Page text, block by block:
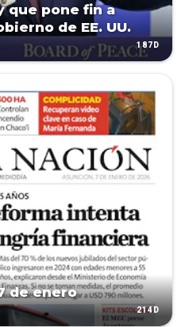
que pone fin a
de EE. UU.
187D
de enero
214D